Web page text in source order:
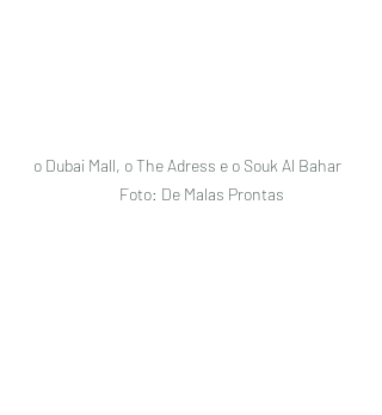
o Dubai Mall, o The Adress e o Souk Al Bahar
       Foto: De Malas Prontas